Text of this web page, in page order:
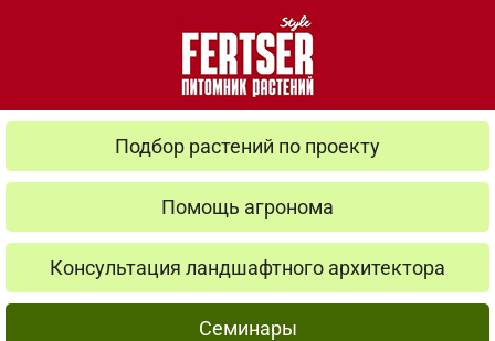
Подбор растений по проекту
Помощь агронома
Консультация ландшафтного архитектора
Семинары